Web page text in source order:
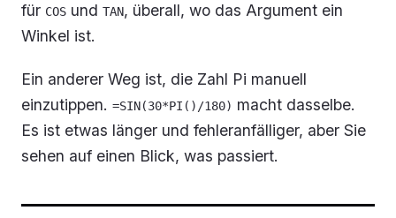
für COS und TAN, überall, wo das Argument ein
Winkel ist.
Ein anderer Weg ist, die Zahl Pi manuell
einzutippen. =SIN(30*PI()/180) macht dasselbe.
Es ist etwas länger und fehleranfälliger, aber Sie
sehen auf einen Blick, was passiert.